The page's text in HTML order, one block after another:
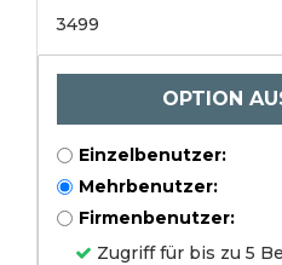
Infrastructure,
Electronics,
Industrial IoT,
Healthcare), and
Regional Analysis,
3499
OPTION
Einzelbenutzer:
Mehrbenutzer:
Firmenbenutzer:
Zugriff für bis zu 5